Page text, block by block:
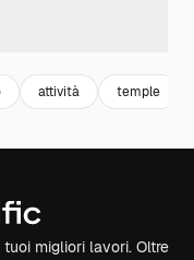
attività temple
migliori lavori. Oltre